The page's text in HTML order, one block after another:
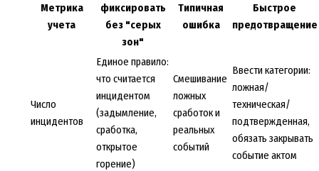
Метрика
учета
фиксировать
без "серых
зон"
Типичная
ошибка
Быстрое
предотвращение
Число
инцидентов
Единое правило:
что считается
инцидентом
(задымление,
сработка,
открытое
горение)
Смешивание
ложных
сработок и
реальных
событий
Ввести категории:
ложная/
техническая/
подтвержденная,
обязать закрывать
событие актом